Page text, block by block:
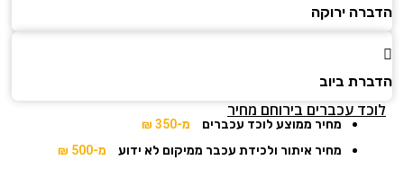
הדברה ירוקה
הדברת ביוב
לוכד עכברים בירוחם מחיר
מחיר ממוצע לוכד עכברים
מ-350 ₪
מחיר איתור ולכידת עכבר ממיקום לא ידוע
מ-500 ₪